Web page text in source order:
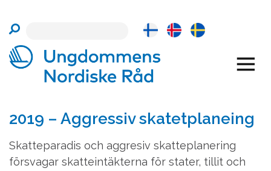
2019 – Aggressiv skatetplaneing
Skatteparadis och aggresiv skatteplanering
försvagar skatteintäkterna för stater, tillit och